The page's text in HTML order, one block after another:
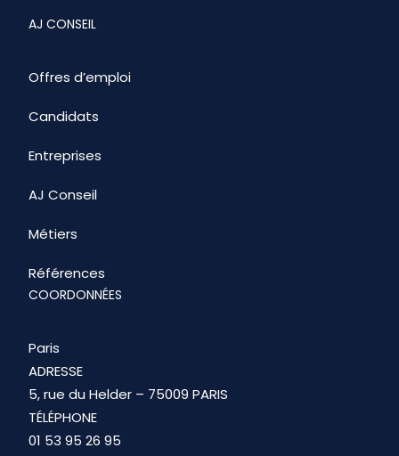
AJ CONSEIL
Offres d’emploi
Candidats
Entreprises
AJ Conseil
Métiers
Références
COORDONNÉES
Paris
ADRESSE
5, rue du Helder – 75009 PARIS
TÉLÉPHONE
01 53 95 26 95